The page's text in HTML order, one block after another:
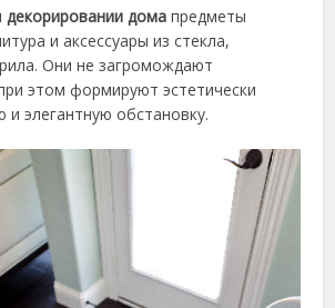
декорировании дома предметы
и аксессуары из стекла,
Они не загромождают
этом формируют эстетически
и элегантную обстановку.